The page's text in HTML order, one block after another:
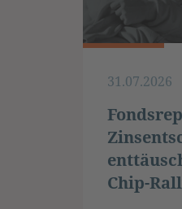
31.07.2026
Chip-